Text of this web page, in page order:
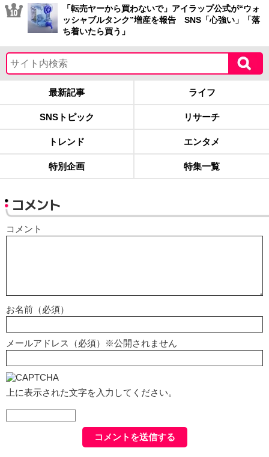
「転売ヤーから買わないで」アイラップ公式が“ウォ
ッシャブルタンク”増産を報告 SNS「心強い」「落
ち着いたら買う」
最新記事 ライフ
SNSトピック リサーチ
トレンド エンタメ
特別企画 特集一覧
コメント
コメント
お名前（必須）
メールアドレス（必須）※公開されません
上に表示された文字を入力してください。